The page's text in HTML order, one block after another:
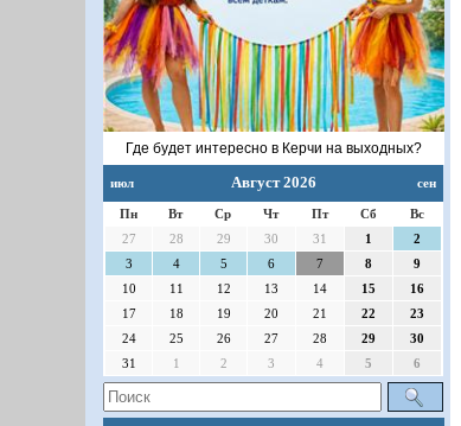
Где будет интересно в Керчи на выходных?
июл Август 2026 сен
Пн Вт Ср Чт Пт Сб
Вс
27
28 29 30 31 1
2
3
4 5 6 7 8
9
10
11 12 13 14 15
16
17
18 19 20 21 22
23
24
25 26 27 28 29
30
31
1 2 3 4 5 6